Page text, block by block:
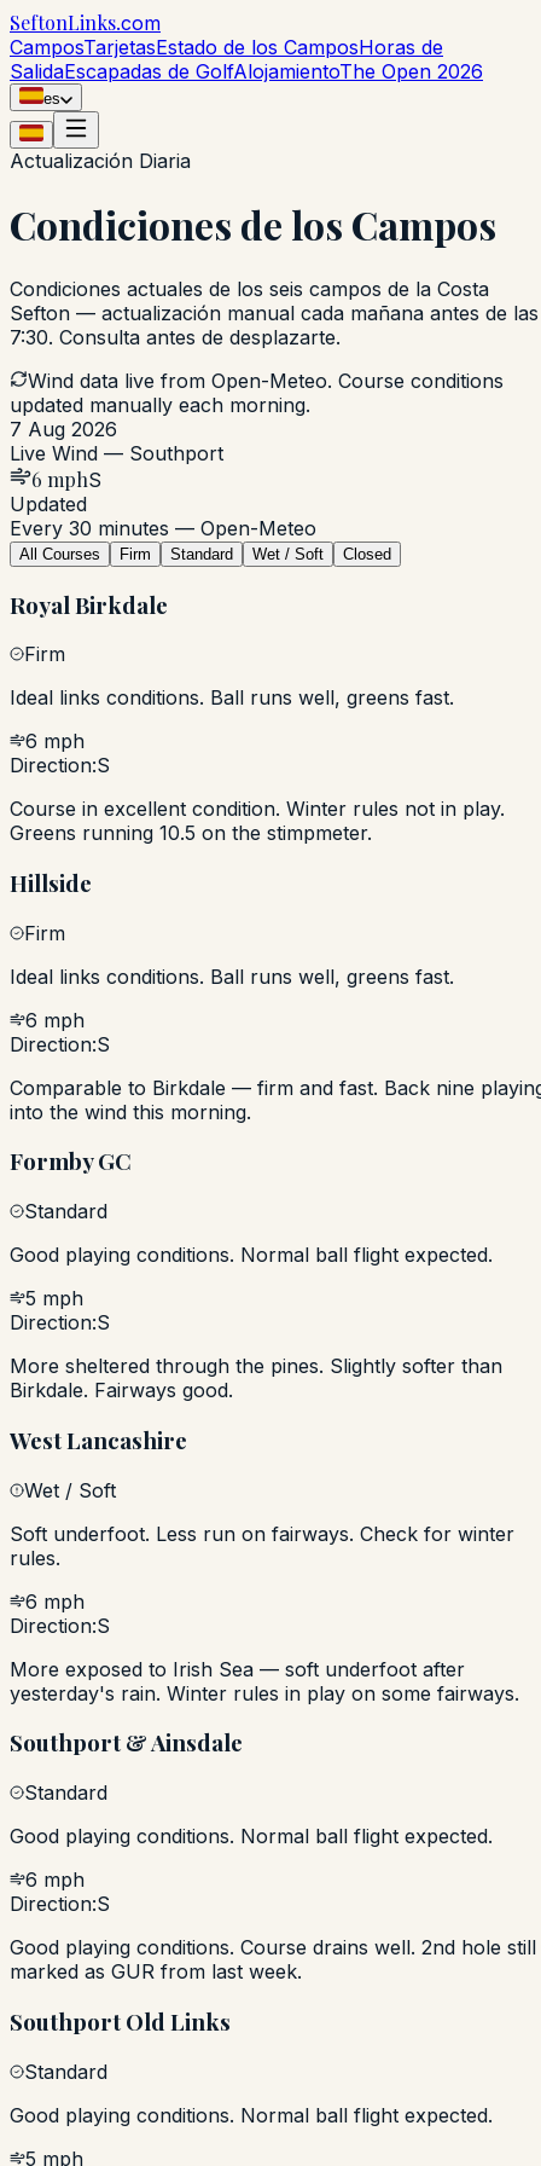
SeftonLinks.com
CamposTarjetasEstado de los CamposHoras de
SalidaEscapadas de GolfAlojamientoThe Open 2026
es
Actualización Diaria
Condiciones de los Campos
Condiciones actuales de los seis campos de la Costa
Sefton — actualización manual cada mañana antes de las
7:30. Consulta antes de desplazarte.
Wind data live from Open-Meteo. Course conditions
updated manually each morning.
7 Aug 2026
Live Wind — Southport
6 mphS
Updated
Every 30 minutes — Open-Meteo
All Courses Firm Standard Wet / Soft Closed
Royal Birkdale
Firm
Ideal links conditions. Ball runs well, greens fast.
6 mph
Direction:S
Course in excellent condition. Winter rules not in play.
Greens running 10.5 on the stimpmeter.
Hillside
Firm
Ideal links conditions. Ball runs well, greens fast.
6 mph
Direction:S
Comparable to Birkdale — firm and fast. Back nine
into the wind this morning.
Formby GC
Standard
Good playing conditions. Normal ball flight expected.
5 mph
Direction:S
More sheltered through the pines. Slightly softer than
Birkdale. Fairways good.
West Lancashire
Wet / Soft
Soft underfoot. Less run on fairways. Check for winter
rules.
6 mph
Direction:S
More exposed to Irish Sea — soft underfoot after
yesterday's rain. Winter rules in play on some fairways.
Southport & Ainsdale
Standard
Good playing conditions. Normal ball flight expected.
6 mph
Direction:S
Good playing conditions. Course drains well. 2nd hole still
marked as GUR from last week.
Southport Old Links
Standard
Good playing conditions. Normal ball flight expected.
5 mph